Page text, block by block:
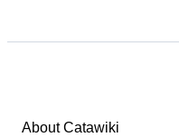
About Catawiki